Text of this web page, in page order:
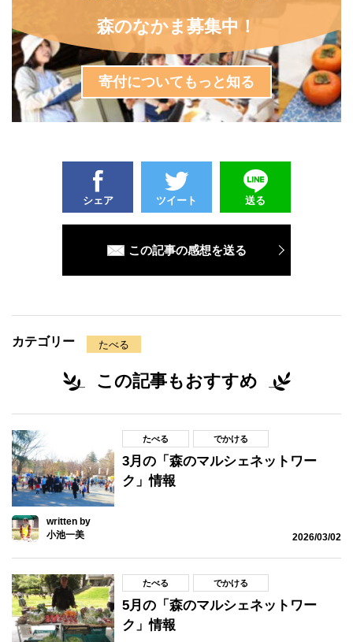
森のなかま募集中！
寄付についてもっと知る
シェア ツイート 送る
この記事の感想を送る
カテゴリー たべる
この記事もおすすめ
たべる でかける
3月の「森のマルシェネットワー
ク」情報
written by
小池一美
2026/03/02
たべる でかける
5月の「森のマルシェネットワー
ク」情報